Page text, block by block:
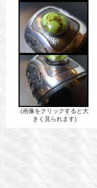
(画像をクリックすると大
きく見られます)